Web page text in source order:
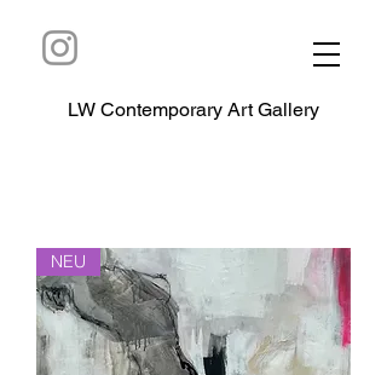
LW Contemporary Art Gallery
NEU